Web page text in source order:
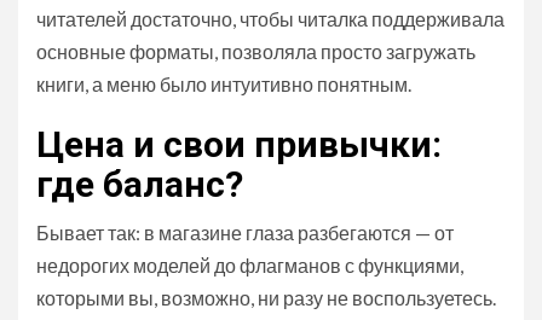
читателей достаточно, чтобы читалка поддерживала
основные форматы, позволяла просто загружать
книги, а меню было интуитивно понятным.
Цена и свои привычки:
где баланс?
Бывает так: в магазине глаза разбегаются — от
недорогих моделей до флагманов с функциями,
которыми вы, возможно, ни разу не воспользуетесь.